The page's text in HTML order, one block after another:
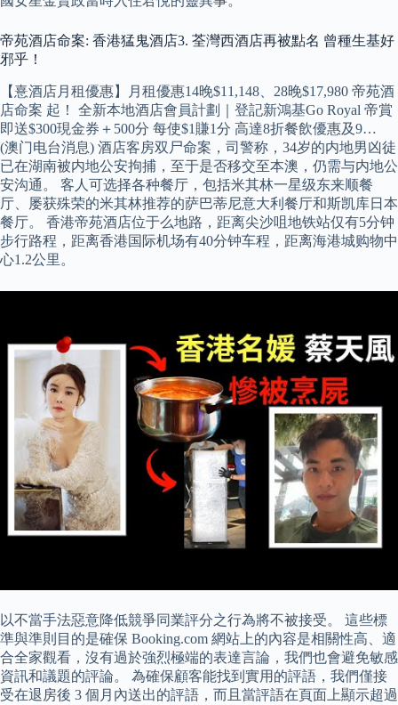
帝苑酒店命案: 香港猛鬼酒店3. 荃灣西酒店再被點名 曾種生基好
邪乎！
【憙酒店月租優惠】月租優惠14晚$11,148、28晚$17,980 帝苑酒
店命案 起！ 全新本地酒店會員計劃｜登記新鴻基Go Royal 帝賞
即送$300現金券＋500分 每使$1賺1分 高達8折餐飲優惠及9…
(澳门电台消息) 酒店客房双尸命案，司警称，34岁的内地男凶徒
已在湖南被内地公安拘捕，至于是否移交至本澳，仍需与内地公
安沟通。 客人可选择各种餐厅，包括米其林一星级东来顺餐
厅、屡获殊荣的米其林推荐的萨巴蒂尼意大利餐厅和斯凯库日本
餐厅。 香港帝苑酒店位于么地路，距离尖沙咀地铁站仅有5分钟
步行路程，距离香港国际机场有40分钟车程，距离海港城购物中
心1.2公里。
以不當手法惡意降低競爭同業評分之行為將不被接受。 這些標
準與準則目的是確保 Booking.com 網站上的內容是相關性高、適
合全家觀看，沒有過於強烈極端的表達言論，我們也會避免敏感
資訊和議題的評論。 為確保顧客能找到實用的評語，我們僅接
受在退房後 3 個月內送出的評語，而且當評語在頁面上顯示超過